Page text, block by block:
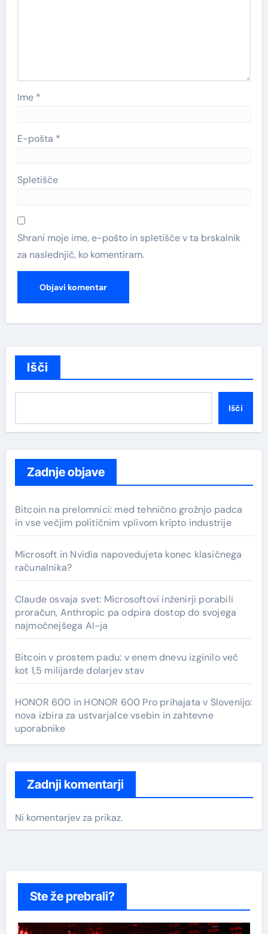
Ime *
E-pošta *
Spletišče
Shrani moje ime, e-pošto in spletišče v ta brskalnik
za naslednjič, ko komentiram.
Išči
Išči
Zadnje objave
Bitcoin na prelomnici: med tehnično grožnjo padca
in vse večjim političnim vplivom kripto industrije
Microsoft in Nvidia napovedujeta konec klasičnega
računalnika?
Claude osvaja svet: Microsoftovi inženirji porabili
proračun, Anthropic pa odpira dostop do svojega
najmočnejšega AI-ja
Bitcoin v prostem padu: v enem dnevu izginilo več
kot 1,5 milijarde dolarjev stav
HONOR 600 in HONOR 600 Pro prihajata v Slovenijo:
nova izbira za ustvarjalce vsebin in zahtevne
uporabnike
Zadnji komentarji
Ni komentarjev za prikaz.
Ste že prebrali?